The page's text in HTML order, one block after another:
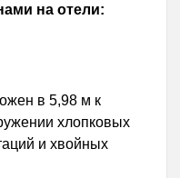
на отели:
в 5,98 м к
хлопковых
и хвойных